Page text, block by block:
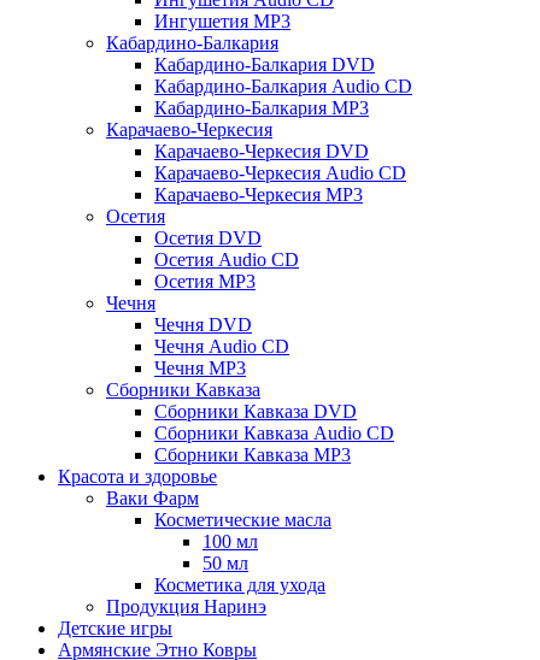
Ингушетия MP3
Кабардино-Балкария
Кабардино-Балкария DVD
Кабардино-Балкария Audio CD
Кабардино-Балкария MP3
Карачаево-Черкесия
Карачаево-Черкесия DVD
Карачаево-Черкесия Audio CD
Карачаево-Черкесия MP3
Осетия
Осетия DVD
Осетия Audio CD
Осетия MP3
Чечня
Чечня DVD
Чечня Audio CD
Чечня MP3
Сборники Кавказа
Сборники Кавказа DVD
Сборники Кавказа Audio CD
Сборники Кавказа MP3
Красота и здоровье
Ваки Фарм
Косметические масла
100 мл
50 мл
Косметика для ухода
Продукция Наринэ
Детские игры
Армянские Этно Ковры